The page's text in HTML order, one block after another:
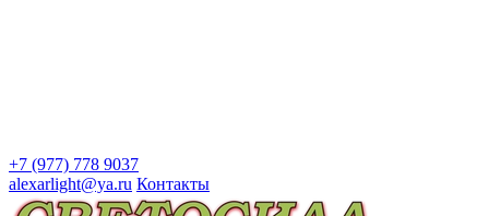
+7 (977) 778 9037
alexarlight@ya.ru Контакты